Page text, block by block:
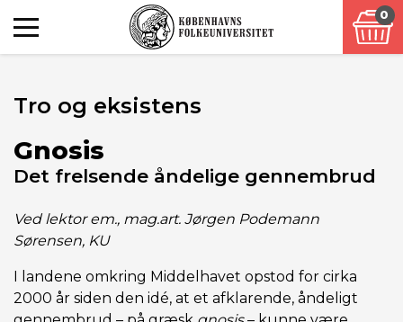
0
Tro og eksistens
Gnosis
Det frelsende åndelige gennembrud
Ved lektor em., mag.art. Jørgen Podemann
Sørensen, KU
I landene omkring Middelhavet opstod for cirka
2000 år siden den idé, at et afklarende, åndeligt